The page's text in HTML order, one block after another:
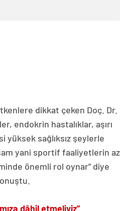
dikkat çeken Doç. Dr.
endokrin hastalıklar, aşırı
yüksek sağlıksız şeylerle
yani sportif faaliyetlerin az
önemli rol oynar” diye
dâhil etmeliyiz”